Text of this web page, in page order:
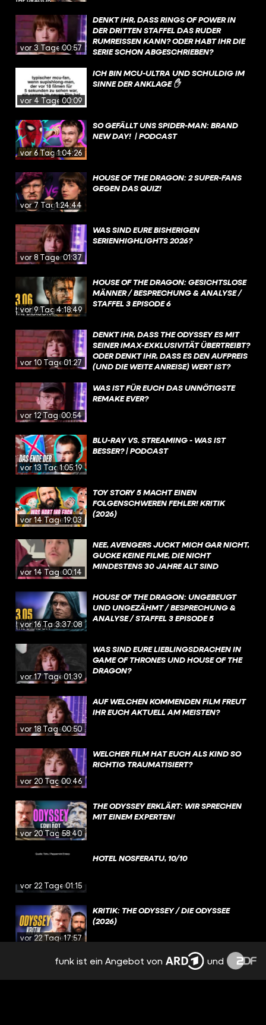
vor 3 Tagen00:57
DENKT IHR, DASS RINGS OF POWER IN
DER DRITTEN STAFFEL DAS RUDER
RUMREISSEN KANN? ODER HABT IHR DIE
SERIE SCHON ABGESCHRIEBEN?
vor 4 Tagen00:09
ICH BIN MCU-ULTRA UND SCHULDIG IM
SINNE DER ANKLAGE ✋
vor 6 Tagen1:04:26
SO GEFÄLLT UNS SPIDER-MAN: BRAND
NEW DAY! | PODCAST
vor 7 Tagen1:24:44
HOUSE OF THE DRAGON: 2 SUPER-FANS
GEGEN DAS QUIZ!
vor 8 Tagen01:37
WAS SIND EURE BISHERIGEN
SERIENHIGHLIGHTS 2026?
vor 9 Tagen4:18:49
HOUSE OF THE DRAGON: GESICHTSLOSE
MÄNNER / BESPRECHUNG & ANALYSE /
STAFFEL 3 EPISODE 6
vor 10 Tagen01:27
DENKT IHR, DASS THE ODYSSEY ES MIT
SEINER IMAX-EXKLUSIVITÄT ÜBERTREIBT?
ODER DENKT IHR, DASS ES DEN AUFPREIS
(UND DIE WEITE ANREISE) WERT IST?
vor 12 Tagen00:54
WAS IST FÜR EUCH DAS UNNÖTIGSTE
REMAKE EVER?
vor 13 Tagen1:05:19
BLU-RAY VS. STREAMING - WAS IST
BESSER? | PODCAST
vor 14 Tagen19:03
TOY STORY 5 MACHT EINEN
FOLGENSCHWEREN FEHLER! KRITIK
(2026)
vor 14 Tagen00:14
NEE, AVENGERS JUCKT MICH GAR NICHT,
GUCKE KEINE FILME, DIE NICHT
MINDESTENS 30 JAHRE ALT SIND
vor 16 Tagen3:37:08
HOUSE OF THE DRAGON: UNGEBEUGT
UND UNGEZÄHMT / BESPRECHUNG &
ANALYSE / STAFFEL 3 EPISODE 5
vor 17 Tagen01:39
WAS SIND EURE LIEBLINGSDRACHEN IN
GAME OF THRONES UND HOUSE OF THE
DRAGON?
vor 18 Tagen00:50
AUF WELCHEN KOMMENDEN FILM FREUT
IHR EUCH AKTUELL AM MEISTEN?
vor 20 Tagen00:46
WELCHER FILM HAT EUCH ALS KIND SO
RICHTIG TRAUMATISIERT?
vor 20 Tagen58:40
THE ODYSSEY ERKLÄRT: WIR SPRECHEN
MIT EINEM EXPERTEN!
vor 22 Tagen01:15
HOTEL NOSFERATU, 10/10
vor 22 Tagen17:57
KRITIK: THE ODYSSEY / DIE ODYSSEE
(2026)
HOUSE OF THE DRAGON: WURDE DIESE
FIGUR VERSAUT? / BESPRECHUNG &
funk ist ein Angebot von und